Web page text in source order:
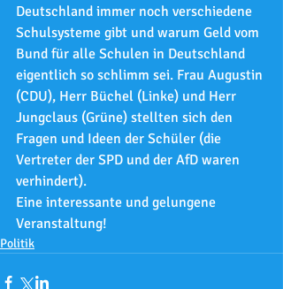
Deutschland immer noch verschiedene
Schulsysteme gibt und warum Geld vom
Bund für alle Schulen in Deutschland
eigentlich so schlimm sei. Frau Augustin
(CDU), Herr Büchel (Linke) und Herr
Jungclaus (Grüne) stellten sich den
Fragen und Ideen der Schüler (die
Vertreter der SPD und der AfD waren
verhindert).
Eine interessante und gelungene
Veranstaltung!
Politik